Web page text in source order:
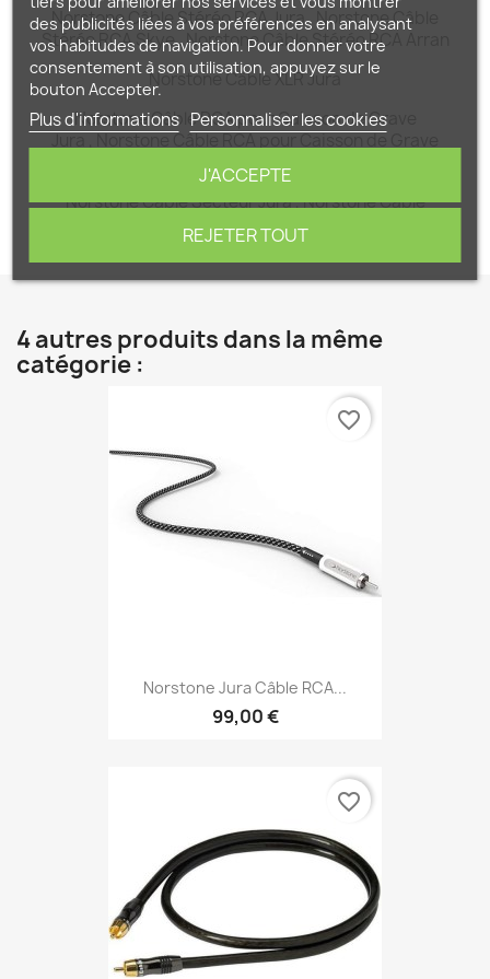
Norstone Câble Stéréo RCA Jura,Norstone Câble
Stéréo RCA Skye,Norstone Câble Stéréo RCA Arran
Norstone Câble XLR Jura
Norstone Câble RCA pour Caisson de Grave
Norstone Câble Secteur Jura,Norstone Câble
Secteur Skye
4 autres produits dans la même
catégorie :
Norstone Jura Câble RCA...
99,00 €
favorite_border
favorite_border
des publicités liées à vos préférences en analysant
vos habitudes de navigation. Pour donner votre
consentement à son utilisation, appuyez sur le
bouton Accepter.
Plus d'informations Personnaliser les cookies
REJETER TOUT
J'ACCEPTE